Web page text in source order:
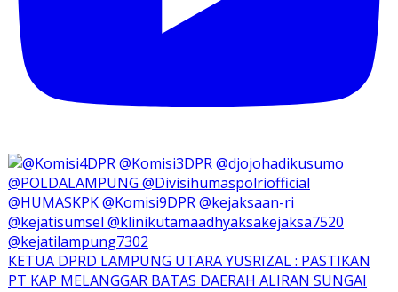
KETUA DPRD LAMPUNG UTARA YUSRIZAL : PASTIKAN
PT KAP MELANGGAR BATAS DAERAH ALIRAN SUNGAI